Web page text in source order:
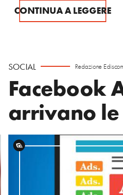
CONTINUA A LEGGERE
SOCIAL Redazione
Facebook
arrivano le